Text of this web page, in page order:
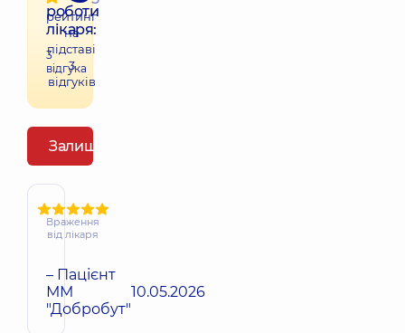
роботи
лікаря:
3
відгука
рейтинг
на
підставі
3
відгуків
Залишити відгук
Враження
від лікаря
– Пацієнт
ММ
"Добробут"
10.05.2026